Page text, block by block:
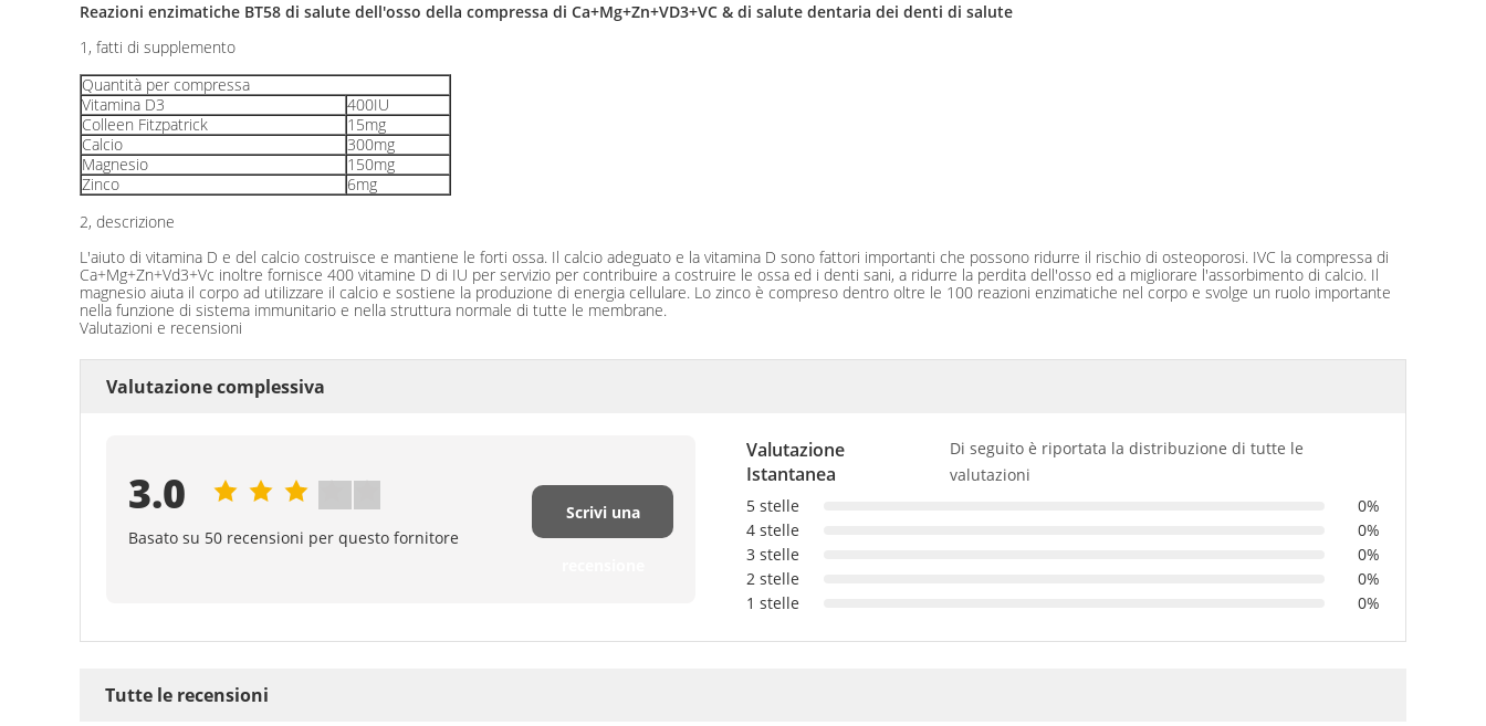
Reazioni enzimatiche BT58 di salute dell'osso della compressa di Ca+Mg+Zn+VD3+VC & di salute dentaria dei denti di salute
1, fatti di supplemento
Quantità per compressa
Vitamina D3
400IU
Colleen Fitzpatrick
15mg
Calcio
300mg
Magnesio
150mg
Zinco
6mg
2, descrizione
L'aiuto di vitamina D e del calcio costruisce e mantiene le forti ossa. Il calcio adeguato e la vitamina D sono fattori importanti che possono ridurre il rischio di osteoporosi. IVC la compressa di
Ca+Mg+Zn+Vd3+Vc inoltre fornisce 400 vitamine D di IU per servizio per contribuire a costruire le ossa ed i denti sani, a ridurre la perdita dell'osso ed a migliorare l'assorbimento di calcio. Il
magnesio aiuta il corpo ad utilizzare il calcio e sostiene la produzione di energia cellulare. Lo zinco è compreso dentro oltre le 100 reazioni enzimatiche nel corpo e svolge un ruolo importante
nella funzione di sistema immunitario e nella struttura normale di tutte le membrane.
Valutazioni e recensioni
Valutazione complessiva
3.0
Basato su 50 recensioni per questo fornitore
Scrivi una
Valutazione
Istantanea
Di seguito è riportata la distribuzione di tutte le
valutazioni
5 stelle
0%
4 stelle
0%
3 stelle
0%
2 stelle
0%
1 stelle
0%
Tutte le recensioni